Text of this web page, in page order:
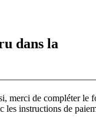
dans la
merci de compléter le
les instructions de